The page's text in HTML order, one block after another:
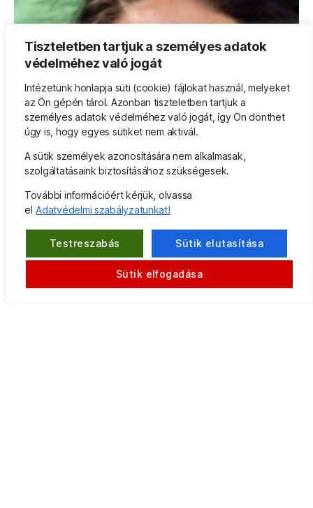
Tiszteletben tartjuk a személyes adatok
védelméhez való jogát
Intézetünk honlapja süti (cookie) fájlokat használ, melyeket
az Ön gépén tárol. Azonban tiszteletben tartjuk a
személyes adatok védelméhez való jogát, így Ön dönthet
úgy is, hogy egyes sütiket nem aktivál.
A sütik személyek azonosítására nem alkalmasak,
szolgáltatásaink biztosításához szükségesek.
További információért kérjük, olvassa
el Adatvédelmi szabályzatunkat!
Testreszabás Sütik elutasítása
Sütik elfogadása